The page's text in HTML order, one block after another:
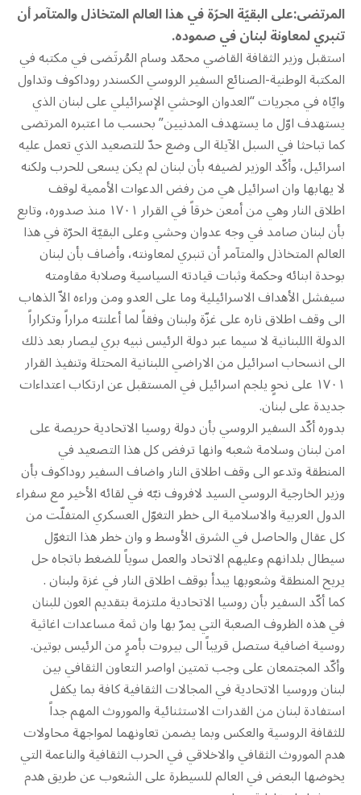
المرتضى:على البقيّة الحرّة في هذا العالم المتخاذل والمتآمر أن
تنبري لمعاونة لبنان في صموده.
استقبل وزير الثقافة القاضي محمّد وسام المُرتَضى في مكتبه في
المكتبة الوطنية-الصنائع السفير الروسي الكسندر روداكوف وتداول
وايّاه في مجريات “العدوان الوحشي الإسرائيلي على لبنان الذي
يستهدف اوّل ما يستهدف المدنيين” بحسب ما اعتبره المرتضى
كما تباحثا في السبل الآيلة الى وضع حدّ للتصعيد الذي تعمل عليه
اسرائيل، وأكّد الوزير لضيفه بأن لبنان لم يكن يسعى للحرب ولكنه
لا يهابها وان اسرائيل هي من رفض الدعوات الأممية لوقف
اطلاق النار وهي من أمعن خرقاً في القرار ١٧٠١ منذ صدوره، وتابع
بأن لبنان صامد في وجه عدوان وحشي وعلى البقيّة الحرّة في هذا
العالم المتخاذل والمتآمر أن تنبري لمعاونته، وأضاف بأن لبنان
بوحدة ابنائه وحكمة وثبات قيادته السياسية وصلابة مقاومته
سيفشل الأهداف الاسرائيلية وما على العدو ومن وراءه الاّ الذهاب
الى وقف اطلاق ناره على غزّة ولبنان وفقاً لما أعلنته مراراً وتكراراً
الدولة االلبنانية لا سيما عبر دولة الرئيس نبيه بري ليصار بعد ذلك
الى انسحاب اسرائيل من الاراضي اللبنانية المحتلة وتنفيذ القرار
١٧٠١ على نحوٍ يلجم اسرائيل في المستقبل عن ارتكاب اعتداءات
جديدة على لبنان.
بدوره أكّد السفير الروسي بأن دولة روسيا الاتحادية حريصة على
امن لبنان وسلامة شعبه وانها ترفض كل هذا التصعيد في
المنطقة وتدعو الى وقف اطلاق النار واضاف السفير روداكوف بأن
وزير الخارجية الروسي السيد لافروف نبّه في لقائه الأخير مع سفراء
الدول العربية والاسلامية الى خطر التغوّل العسكري المتفلّت من
كل عقال والحاصل في الشرق الأوسط و وان خطر هذا التغوّل
سيطال بلدانهم وعليهم الاتحاد والعمل سوياً للضغط باتجاه حل
يريح المنطقة وشعوبها يبدأ بوقف اطلاق النار في غزة ولبنان .
كما أكّد السفير بأن روسيا الاتحادية ملتزمة بتقديم العون للبنان
في هذه الظروف الصعبة التي يمرّ بها وان ثمة مساعدات اغاثية
روسية اضافية ستصل قريباً الى بيروت بأمرٍ من الرئيس بوتين.
وأكّد المجتمعان على وجب تمتين اواصر التعاون الثقافي بين
لبنان وروسيا الاتحادية في المجالات الثقافية كافة بما يكفل
استفادة لبنان من القدرات الاستثنائية والموروث المهم جداً
للثقافة الروسية والعكس وبما يضمن تعاونهما لمواجهة محاولات
هدم الموروث الثقافي والاخلاقي في الحرب الثقافية والناعمة التي
يخوضها البعض في العالم للسيطرة على الشعوب عن طريق هدم